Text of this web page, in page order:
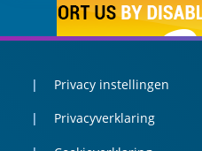
Privacy instellingen
Privacyverklaring